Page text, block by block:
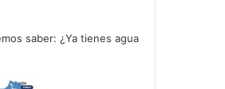
saber: ¿Ya tienes agua